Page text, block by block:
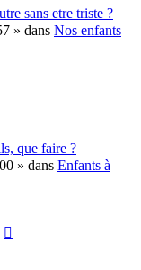
sans etre triste ?
» dans Nos enfants
que faire ?
» dans Enfants à